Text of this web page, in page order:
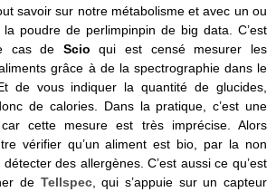
savoir sur notre métabolisme et avec un ou
poudre de perlimpinpin de big data. C’est
cas de Scio qui est censé mesurer les
grâce à de la spectrographie dans le
de vous indiquer la quantité de glucides,
de calories. Dans la pratique, c’est une
cette mesure est très imprécise. Alors
vérifier qu’un aliment est bio, par la non
des allergènes. C’est aussi ce qu’est
de Tellspec, qui s’appuie sur un capteur